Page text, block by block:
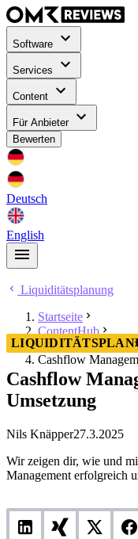
Software
Services
Content
Für Anbieter
Bewerten
Deutsch
English
Liquiditätsplanung
Startseite
ContentHub
Liquiditätsplanung
Cashflow
Cashflow
Umsetzung
Nils Knäpper27.3.2025
Wir zeigen dir, wie und
Management erfolgreich